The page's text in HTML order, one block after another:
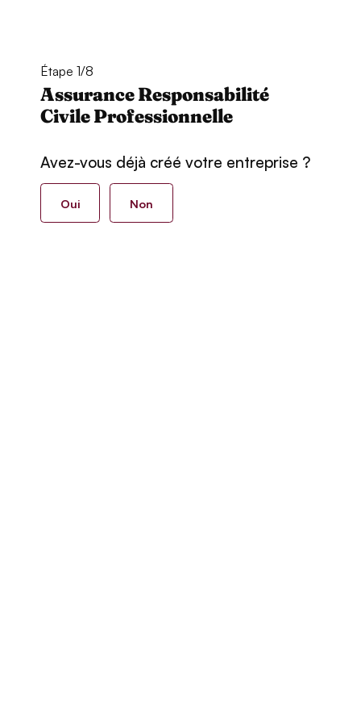
Étape 1/8
Assurance Responsabilité
Civile Professionnelle
Avez-vous déjà créé votre entreprise ?
Oui Non